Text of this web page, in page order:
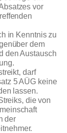
vor
in Kenntnis zu
dem
den Austausch
darf
5 AÜG keine
lassen.
die von
der